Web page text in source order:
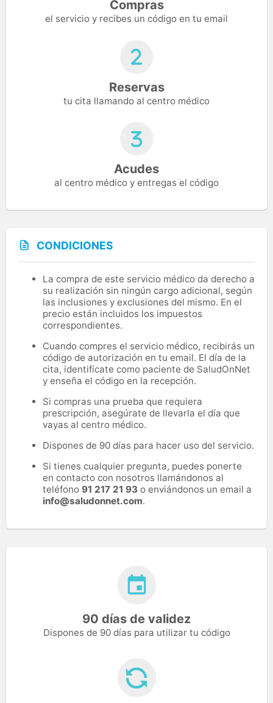
Compras
el servicio y recibes un código en tu email
Reservas
tu cita llamando al centro médico
Acudes
al centro médico y entregas el código
CONDICIONES
La compra de este servicio médico da derecho a
su realización sin ningún cargo adicional, según
las inclusiones y exclusiones del mismo. En el
precio están incluidos los impuestos
correspondientes.
Cuando compres el servicio médico, recibirás un
código de autorización en tu email. El día de la
cita, identifícate como paciente de SaludOnNet
y enseña el código en la recepción.
Si compras una prueba que requiera
prescripción, asegúrate de llevarla el día que
vayas al centro médico.
Dispones de 90 días para hacer uso del servicio.
Si tienes cualquier pregunta, puedes ponerte
en contacto con nosotros llamándonos al
teléfono 91 217 21 93 o enviándonos un email a
info@saludonnet.com.
90 días de validez
Dispones de 90 días para utilizar tu código